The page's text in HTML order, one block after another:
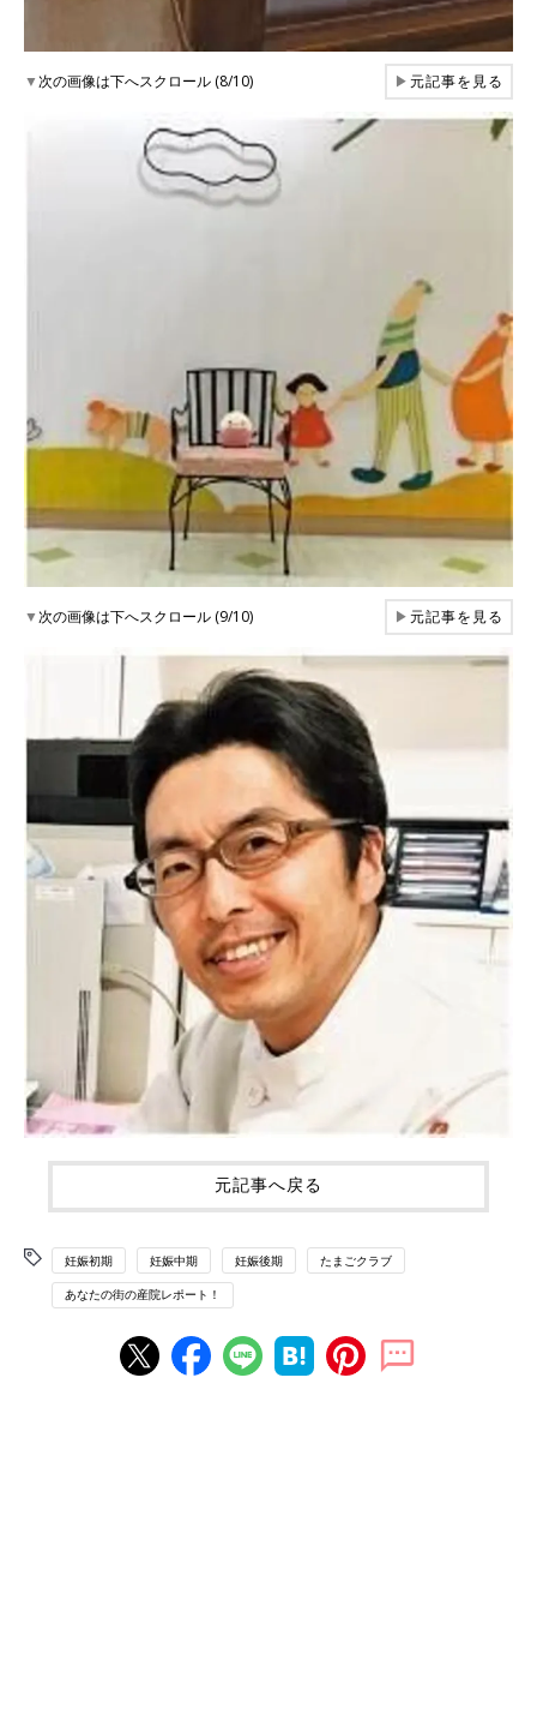
▼次の画像は下へスクロール (8/10) ▶元記事を見る
▼次の画像は下へスクロール (9/10) ▶元記事を見る
元記事へ戻る
妊娠初期 妊娠中期 妊娠後期 たまごクラブ
あなたの街の産院レポート！